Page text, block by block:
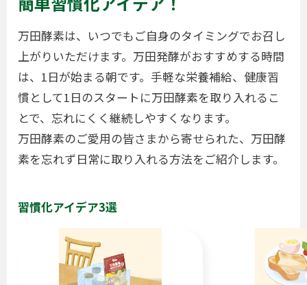
万田酵素は、いつでもご自身のタイミングでお召し
上がりいただけます。万田発酵がおすすめする時間
は、1日が始まる朝です。手軽な栄養補給、健康習
慣として1日のスタートに万田酵素を取り入れるこ
とで、忘れにくく継続しやすくなります。
万田酵素のご愛用の皆さまから寄せられた、万田酵
素を忘れず日常に取り入れる方法をご紹介します。
習慣化アイデア3選